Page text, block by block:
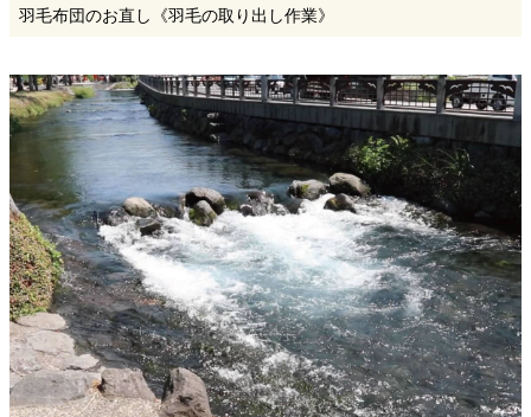
羽毛布団のお直し《羽毛の取り出し作業》